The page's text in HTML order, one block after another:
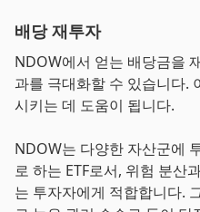
배당 재투자
NDOW에서 얻는 배당금을
과를 극대화할 수 있습니다.
시키는 데 도움이 됩니다.
NDOW는 다양한 자산군에
로 하는 ETF로서, 위험 분산
는 투자자에게 적합합니다.